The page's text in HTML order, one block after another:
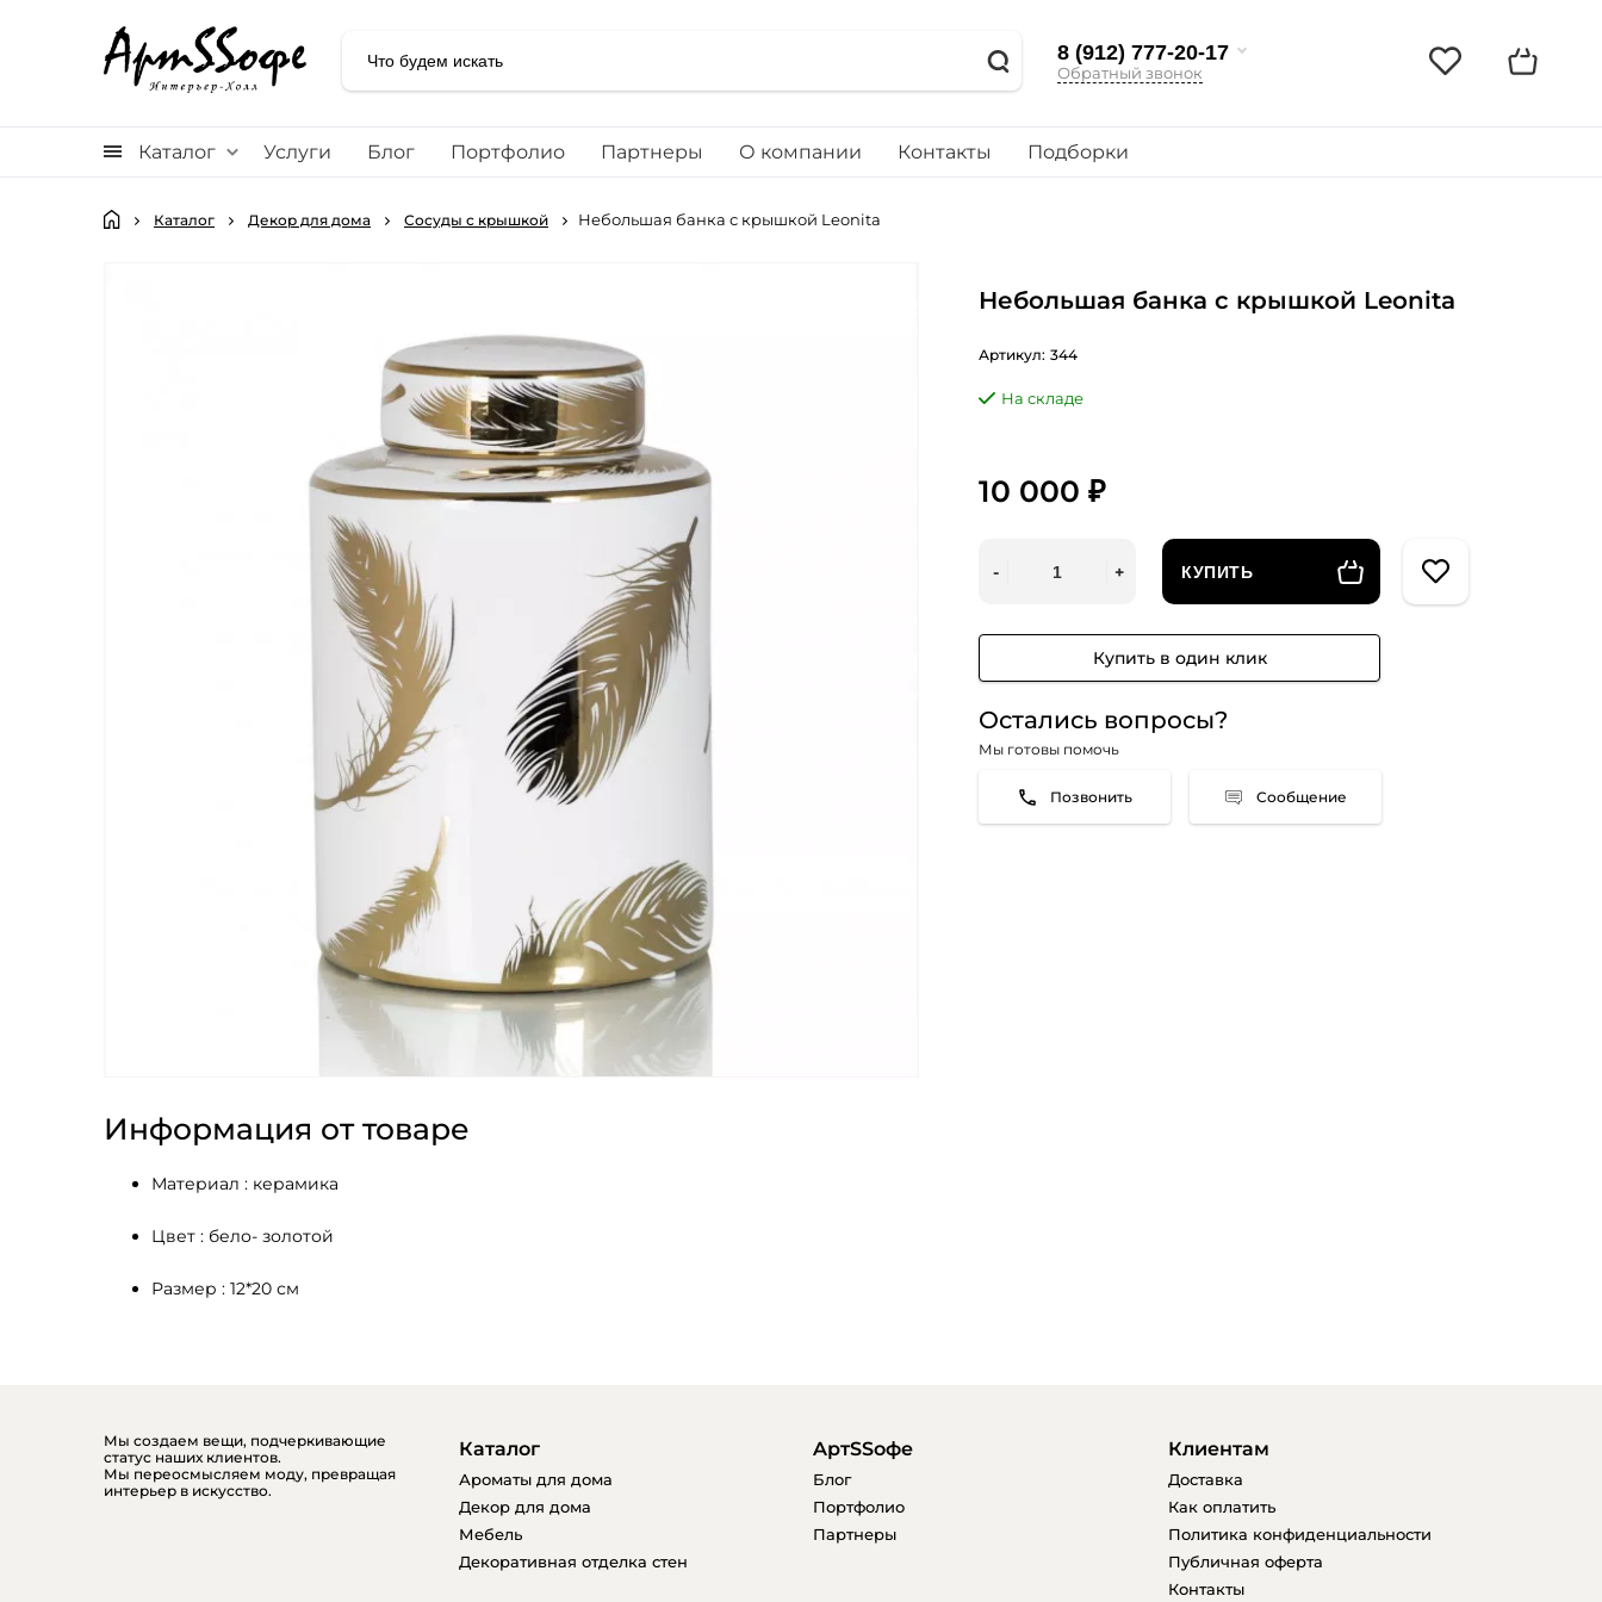
8 (912) 777-20-17
Обратный звонок
Каталог Услуги Блог Портфолио Партнеры О компании Контакты Подборки
Каталог Декор для дома Сосуды с крышкой Небольшая банка с крышкой Leonita
Информация от товаре
Материал : керамика
Цвет : бело- золотой
Размер : 12*20 см
Небольшая банка с крышкой Leonita
Артикул: 344
На складе
10 000 ₽
КУПИТЬ
Купить в один клик
Остались вопросы?
Мы готовы помочь
Сообщение
Мы создаем вещи, подчеркивающие
статус наших клиентов.
Мы переосмысляем моду, превращая
интерьер в искусство.
Каталог
Ароматы для дома
Декор для дома
Мебель
Декоративная отделка стен
AртSSофе
Блог
Портфолио
Партнеры
Клиентам
Доставка
Как оплатить
Политика конфиденциальности
Публичная оферта
Контакты